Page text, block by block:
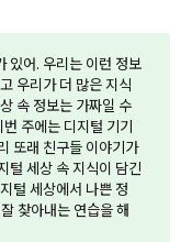
있어. 우리는 이런 정보
우리가 더 많은 지식
속 정보는 가짜일 수
주에는 디지털 기기
또래 친구들 이야기가
털 세상 속 지식이 담긴
털 세상에서 나쁜 정
찾아내는 연습을 해